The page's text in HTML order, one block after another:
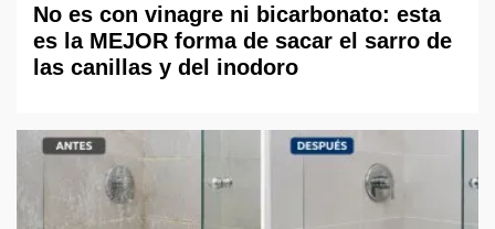
No es con vinagre ni bicarbonato: esta
es la MEJOR forma de sacar el sarro de
las canillas y del inodoro